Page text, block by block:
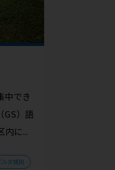
中でき
）語
内に...
タ規則